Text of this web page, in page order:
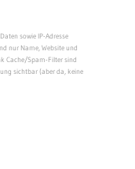
sowie IP-Adresse
nur Name, Website und
Cache/Spam-Filter sind
sichtbar (aber da, keine